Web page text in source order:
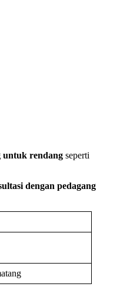
untuk rendang seperti
dengan pedagang